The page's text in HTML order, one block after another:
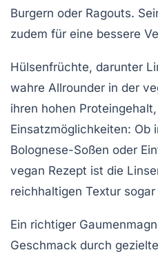
Burgern oder Ragouts.
zudem für eine bessere
Hülsenfrüchte, darunter
wahre Allrounder in der
ihren hohen
Einsatzmöglichkeiten: Ob
Bolognese-Soßen oder
vegan Rezept ist die
reichhaltigen Textur
Ein richtiger
Geschmack durch